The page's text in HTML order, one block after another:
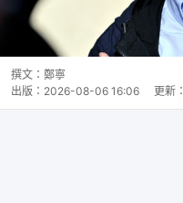
撰文： 鄭寧
出版： 2026-08-06 16:06 更新：